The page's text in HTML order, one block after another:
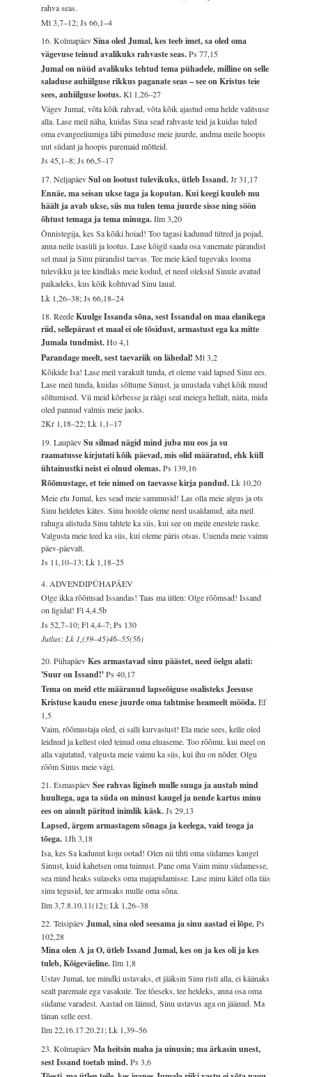
rahva seas.
Mt 3,7–12; Js 66,1–4
16. KolmapäevSina oled Jumal, kes teeb imet, sa oled oma
vägevuse teinud avalikuks rahvaste seas.Ps 77,15
Jumal on nüüd avalikuks tehtud tema pühadele, milline on selle
saladuse auhiilguse rikkus paganate seas – see on Kristus teie
sees, auhiilguse lootus.Kl 1,26–27
Vägev Jumal, võta kõik rahvad, võta kõik ajastud oma helde valitsuse
alla. Lase meil näha, kuidas Sina sead rahvaste teid ja kuidas tuled
oma evangeeliumiga läbi pimeduse meie juurde, andma meile hoopis
uut südant ja hoopis paremaid mõtteid.
Js 45,1–8; Js 66,5–17
17. NeljapäevSul on lootust tulevikuks, ütleb Issand.Jr 31,17
Ennäe, ma seisan ukse taga ja koputan. Kui keegi kuuleb mu
häält ja avab ukse, siis ma tulen tema juurde sisse ning söön
õhtust temaga ja tema minuga.Ilm 3,20
Õnnistegija, kes Sa kõiki hoiad! Too tagasi kadunud tütred ja pojad,
anna neile isasüli ja lootus. Lase kõigil saada osa vanemate pärandist
sel maal ja Sinu pärandist taevas. Tee meie käed tugevaks looma
tulevikku ja tee kindlaks meie kodud, et need oleksid Sinule avatud
paikadeks, kus kõik kohtuvad Sinu laual.
Lk 1,26–38; Js 66,18–24
18. ReedeKuulge Issanda sõna, sest Issandal on maa elanikega
riid, sellepärast et maal ei ole tõsidust, armastust ega ka mitte
Jumala tundmist.Ho 4,1
Parandage meelt, sest taevariik on lähedal!Mt 3,2
Kõikide Isa! Lase meil varakult tunda, et oleme vaid lapsed Sinu ees.
Lase meil tunda, kuidas sõltume Sinust, ja unustada vahel kõik muud
sõltumised. Vii meid kõrbesse ja räägi seal meiega hellalt, näita, mida
oled pannud valmis meie jaoks.
2Kr 1,18–22; Lk 1,1–17
19. LaupäevSu silmad nägid mind juba mu eos ja su
raamatusse kirjutati kõik päevad, mis olid määratud, ehk küll
ühtainustki neist ei olnud olemas.Ps 139,16
Rõõmustage, et teie nimed on taevasse kirja pandud.Lk 10,20
Meie elu Jumal, kes sead meie sammusid! Las olla meie algus ja ots
Sinu heldetes kätes. Sinu hoolde oleme need usaldanud, aita meil
rahuga alistuda Sinu tahtele ka siis, kui see on meile enestele raske.
Valgusta meie teed ka siis, kui oleme päris otsas. Uuenda meie vaimu
päev-päevalt.
Js 11,10–13; Lk 1,18–25
4. ADVENDIPÜHAPÄEV
Olge ikka rõõmsad Issandas! Taas ma ütlen: Olge rõõmsad! Issand
on ligidal!Fl 4,4.5b
Js 52,7–10; Fl 4,4–7; Ps 130
Jutlus: Lk 1,(39–45)46–55(56)
20. PühapäevKes armastavad sinu päästet, need öelgu alati:
'Suur on Issand!'Ps 40,17
Tema on meid ette määranud lapseõiguse osalisteks Jeesuse
Kristuse kaudu enese juurde oma tahtmise heameelt mööda.Ef
1,5
Vaim, rõõmustaja oled, ei salli kurvastust! Ela meie sees, kelle oled
leidnud ja kellest oled teinud oma eluaseme. Too rõõmu, kui meel on
alla vajutatud, valgusta meie vaimu ka siis, kui ihu on nõder. Olgu
rõõm Sinus meie vägi.
21. EsmaspäevSee rahvas ligineb mulle suuga ja austab mind
huultega, aga ta süda on minust kaugel ja nende kartus minu
ees on ainult päritud inimlik käsk.Js 29,13
Lapsed, ärgem armastagem sõnaga ja keelega, vaid teoga ja
tõega. 1Jh 3,18
Isa, kes Sa kadunut koju ootad! Olen nii tihti oma südames kaugel
Sinust, kuid kahetsen oma tuimust. Pane oma Vaim minu südamesse,
sea mind heaks sulaseks oma majapidamisse. Lase minu kätel olla täis
sinu tegusid, tee armsaks mulle oma sõna.
Ilm 3,7.8.10.11(12); Lk 1,26–38
22. TeisipäevJumal, sina oled seesama ja sinu aastad ei lõpe.Ps
102,28
Mina olen A ja O, ütleb Issand Jumal, kes on ja kes oli ja kes
tuleb, Kõigeväeline.Ilm 1,8
Ustav Jumal, tee mindki ustavaks, et jääksin Sinu risti alla, ei käänaks
sealt paremale ega vasakule. Tee tõeseks, tee heldeks, anna osa oma
südame varadest. Aastad on läinud, Sinu ustavus aga on jäänud. Ma
tänan selle eest.
Ilm 22,16.17.20.21; Lk 1,39–56
23. KolmapäevMa heitsin maha ja uinusin; ma ärkasin unest,
sest Issand toetab mind.Ps 3,6